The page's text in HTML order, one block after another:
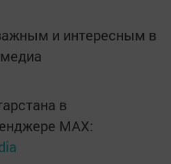
и интересным в
в
MАХ: